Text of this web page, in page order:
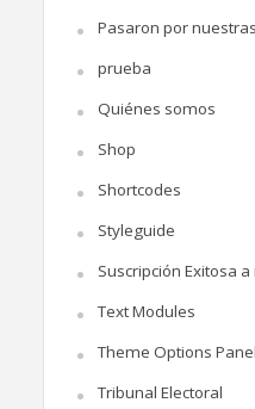
Pasaron por
prueba
Quiénes somos
Shop
Shortcodes
Styleguide
Suscripción Exitosa a
Text Modules
Theme Options Panel
Tribunal Electoral